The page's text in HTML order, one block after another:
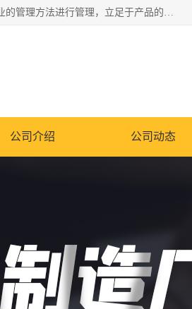
南通科达机床制造有限公司主要生产液压机、冲床、压力机等产品；本公司采用现代化企业的管理方法进行管理，立足于产品的质量管理，以优秀的品质、新颖的设计、合理的价格、完善的服务赢得广大客户的充分信赖和良好的口碑。领导层将运用科学管理方法及长期积累下来的经验和广泛领域吸取来新的技术不断调整产品结构，为市场提供精良的各类机械设备。企业将坚持与国内外各界朋友，真诚合作，共创辉煌。
公司介绍 公司动态